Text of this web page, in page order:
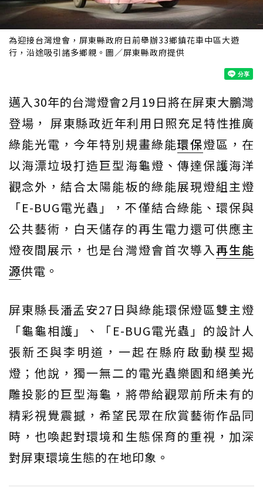
為迎接台灣燈會，屏東縣政府日前舉辦33鄉鎮花車中區大遊
行，沿途吸引諸多鄉親。圖／屏東縣政府提供
邁入30年的台灣燈會2月19日將在屏東大鵬灣
登場， 屏東縣政近年利用日照充足特性推廣
綠能光電，今年特別規畫綠能環保燈區，在
以海漂垃圾打造巨型海龜燈、傳達保護海洋
觀念外，結合太陽能板的綠能展現燈組主燈
「E-BUG電光蟲」，不僅結合綠能、環保與
公共藝術，白天儲存的再生電力還可供應主
燈夜間展示，也是台灣燈會首次導入再生能
源供電。
屏東縣長潘孟安27日與綠能環保燈區雙主燈
「龜龜相護」、「E-BUG電光蟲」的設計人
張新丕與李明道，一起在縣府啟動模型揭
燈；他說，獨一無二的電光蟲樂園和絕美光
雕投影的巨型海龜，將帶給觀眾前所未有的
精彩視覺震撼，希望民眾在欣賞藝術作品同
時，也喚起對環境和生態保育的重視，加深
對屏東環境生態的在地印象。